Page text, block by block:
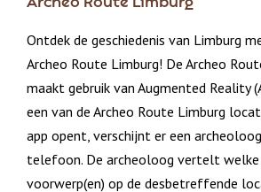
Archeo Route Limburg
Ontdek de geschiedenis van Limburg
Archeo Route Limburg! De Archeo
maakt gebruik van Augmented Reality
een van de Archeo Route Limburg
app opent, verschijnt er een
telefoon. De archeoloog vertelt welke
voorwerp(en) op de desbetreffende